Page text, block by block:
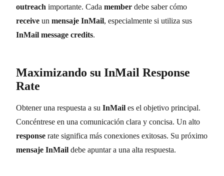
outreach importante. Cada member debe saber cómo
receive un mensaje InMail, especialmente si utiliza sus
InMail message credits.
Maximizando su InMail Response
Rate
Obtener una respuesta a su InMail es el objetivo principal.
Concéntrese en una comunicación clara y concisa. Un alto
response rate significa más conexiones exitosas. Su próximo
mensaje InMail debe apuntar a una alta respuesta.